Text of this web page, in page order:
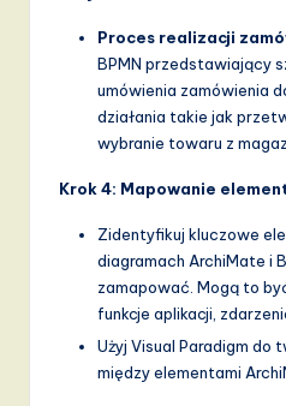
Proces realizacji
BPMN przedstawiający
umówienia zamówienia
działania takie jak
wybranie towaru z
Krok 4: Mapowanie
Zidentyfikuj kluczowe
diagramach ArchiMate i
zamapować. Mogą to
funkcje aplikacji,
Użyj Visual Paradigm do
między elementami